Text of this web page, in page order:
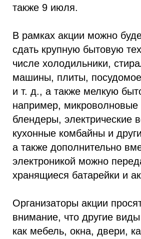
также 9 июля.
В рамках акции можно
сдать крупную бытовую
числе холодильники,
машины, плиты,
и т. д., а также мелкую
например, микроволновые
блендеры, электрические
кухонные комбайны и
а также дополнительно
электроникой можно
хранящиеся батарейки и
Организаторы акции
внимание, что другие
как мебель, окна, двери,